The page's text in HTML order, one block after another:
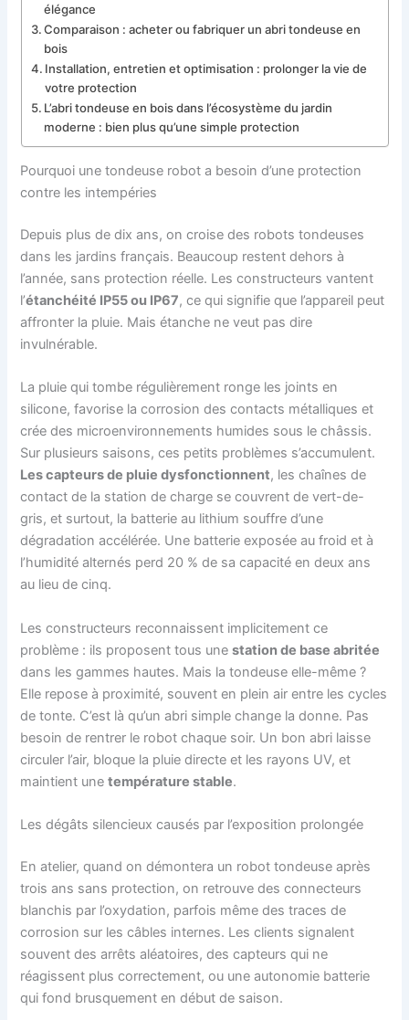
élégance
Comparaison : acheter ou fabriquer un abri tondeuse en
bois
Installation, entretien et optimisation : prolonger la vie de
votre protection
L’abri tondeuse en bois dans l’écosystème du jardin
moderne : bien plus qu’une simple protection
Pourquoi une tondeuse robot a besoin d’une protection
contre les intempéries
Depuis plus de dix ans, on croise des robots tondeuses
dans les jardins français. Beaucoup restent dehors à
l’année, sans protection réelle. Les constructeurs vantent
l’étanchéité IP55 ou IP67, ce qui signifie que l’appareil peut
affronter la pluie. Mais étanche ne veut pas dire
invulnérable.
La pluie qui tombe régulièrement ronge les joints en
silicone, favorise la corrosion des contacts métalliques et
crée des microenvironnements humides sous le châssis.
Sur plusieurs saisons, ces petits problèmes s’accumulent.
Les capteurs de pluie dysfonctionnent, les chaînes de
contact de la station de charge se couvrent de vert-de-
gris, et surtout, la batterie au lithium souffre d’une
dégradation accélérée. Une batterie exposée au froid et à
l’humidité alternés perd 20 % de sa capacité en deux ans
au lieu de cinq.
Les constructeurs reconnaissent implicitement ce
problème : ils proposent tous unestation de base abritée
dans les gammes hautes. Mais la tondeuse elle-même ?
Elle repose à proximité, souvent en plein air entre les cycles
de tonte. C’est là qu’un abri simple change la donne. Pas
besoin de rentrer le robot chaque soir. Un bon abri laisse
circuler l’air, bloque la pluie directe et les rayons UV, et
maintient unetempérature stable.
Les dégâts silencieux causés par l’exposition prolongée
En atelier, quand on démontera un robot tondeuse après
trois ans sans protection, on retrouve des connecteurs
blanchis par l’oxydation, parfois même des traces de
corrosion sur les câbles internes. Les clients signalent
souvent des arrêts aléatoires, des capteurs qui ne
réagissent plus correctement, ou une autonomie batterie
qui fond brusquement en début de saison.